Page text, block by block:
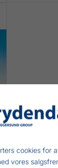
cookies for
vores